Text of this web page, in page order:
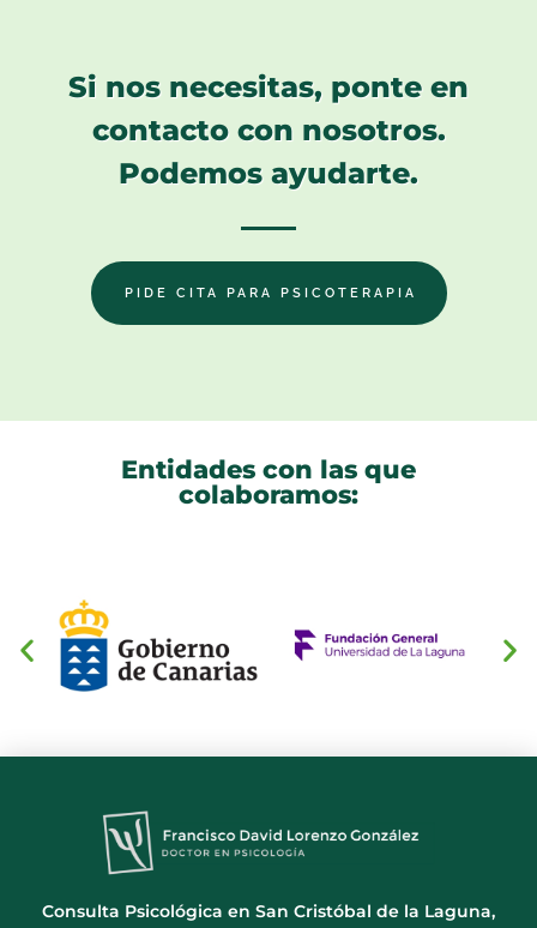
Si nos necesitas, ponte en
contacto con nosotros.
Podemos ayudarte.
PIDE CITA PARA PSICOTERAPIA
Entidades con las que
colaboramos:
Consulta Psicológica en San Cristóbal de la Laguna,